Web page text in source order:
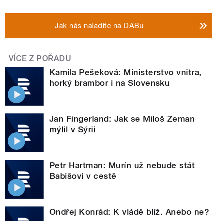
Jak nás naladíte na DABu
VÍCE Z POŘADU
Kamila Pešeková: Ministerstvo vnitra,
horký brambor i na Slovensku
Jan Fingerland: Jak se Miloš Zeman
mýlil v Sýrii
Petr Hartman: Murín už nebude stát
Babišovi v cestě
Ondřej Konrád: K vládě blíž. Anebo ne?